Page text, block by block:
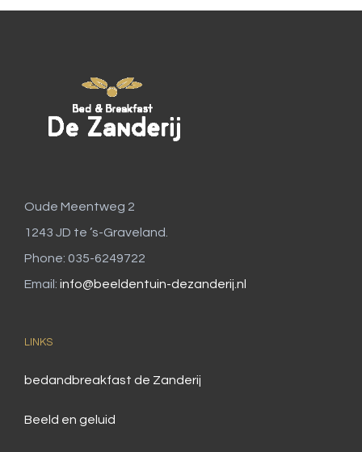
Oude Meentweg 2
1243 JD te ’s-Graveland.
Phone: 035-6249722
Email: info@beeldentuin-dezanderij.nl
LINKS
bedandbreakfast de Zanderij
Beeld en geluid